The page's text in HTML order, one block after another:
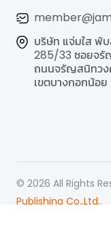
บริษัท แจ่มใส พั
285/33 ซอยจรั
ถนนจรัญสนิทวง
เขตบางกอกน้อ
© 2026 All Rights
Publishing Co.,Ltd..